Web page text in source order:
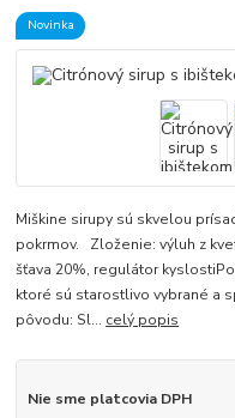
Novinka
Miškine sirupy sú skvelou
pokrmov. Zloženie: výluh z
šťava 20%, regulátor
ktoré sú starostlivo vybrané a
pôvodu: Sl... celý popis
Nie sme platcovia DPH